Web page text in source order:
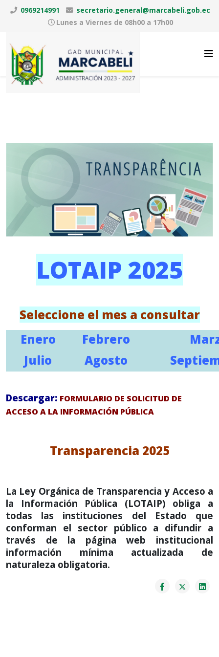
0969214991
secretario.general@marcabeli.gob.ec
Lunes a Viernes de 08h00 a 17h00
LOTAIP 2025
Seleccione el mes a consultar
Enero
Febrero
Julio
Agosto
Descargar: FORMULARIO DE SOLICITUD DE
ACCESO A LA INFORMACIÓN PÚBLICA
Transparencia 2025
La Ley Orgánica de Transparencia y Acceso a
la Información Pública (LOTAIP) obliga a
todas las instituciones del Estado que
conforman el sector público a difundir a
través de la página web institucional
información mínima actualizada de
naturaleza obligatoria.